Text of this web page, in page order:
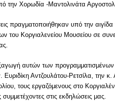
την Χορωδία -Μαντολινάτα
πραγματοποιήθηκαν υπό την
του Κοργιαλενείου Μουσείου σε
αυτών των
Ευριδίκη Αντζουλάτου-Ρετσίλα, την
τους εργαζόμενους στο
στις εκδηλώσεις μας.